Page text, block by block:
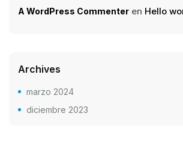
A WordPress Commenter en Hello
Archives
marzo 2024
diciembre 2023